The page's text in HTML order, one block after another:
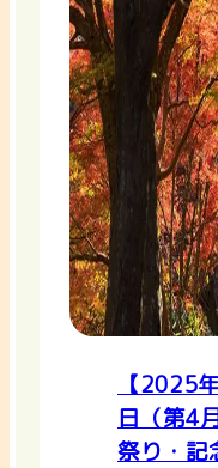
【2025
日（第4
祭り・記